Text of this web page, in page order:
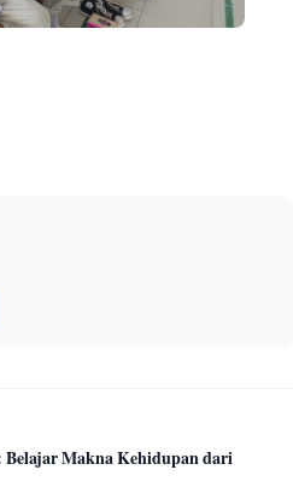
Belajar Makna Kehidupan dari